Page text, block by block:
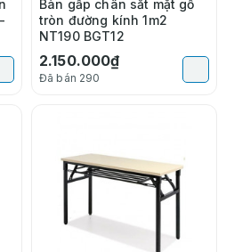
Bàn gấp chân sắt mặt gỗ
tròn đường kính 1m2
NT190 BGT12
2.150.000₫
Đã bán 290